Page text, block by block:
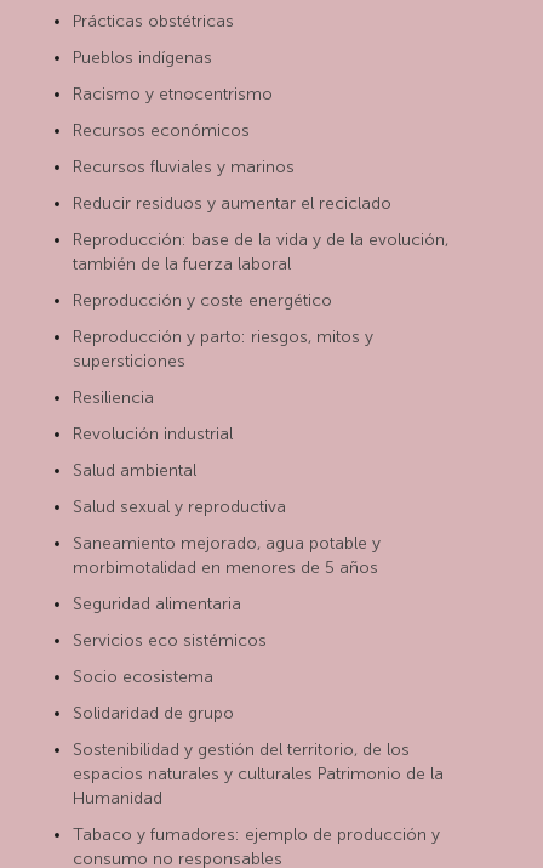
Prácticas obstétricas
Pueblos indígenas
Racismo y etnocentrismo
Recursos económicos
Recursos fluviales y marinos
Reducir residuos y aumentar el reciclado
Reproducción: base de la vida y de la evolución,
también de la fuerza laboral
Reproducción y coste energético
Reproducción y parto: riesgos, mitos y
supersticiones
Resiliencia
Revolución industrial
Salud ambiental
Salud sexual y reproductiva
Saneamiento mejorado, agua potable y
morbimotalidad en menores de 5 años
Seguridad alimentaria
Servicios eco sistémicos
Socio ecosistema
Solidaridad de grupo
Sostenibilidad y gestión del territorio, de los
espacios naturales y culturales Patrimonio de la
Humanidad
Tabaco y fumadores: ejemplo de producción y
consumo no responsables